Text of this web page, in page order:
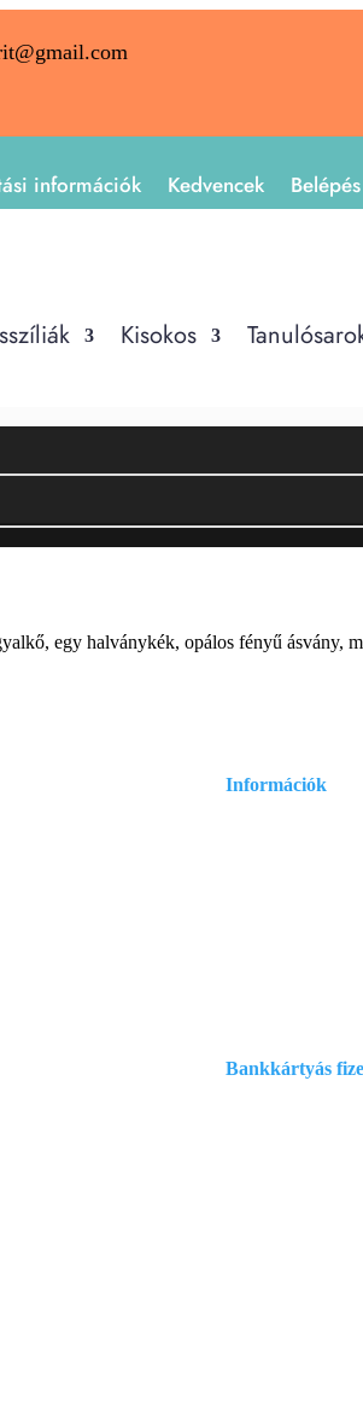
információk Kedvencek
Kisokos
egy halványkék, opálos fényű ásvány,
Információk
Bankkártyás